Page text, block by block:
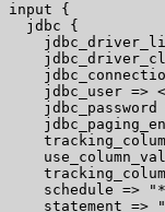
input {
  jdbc {
jdbc_user =>
jdbc_password
schedule =>
statement =>